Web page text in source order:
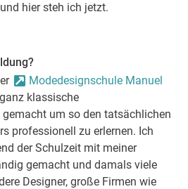
hier steh ich jetzt.
Modedesignschule Manuel
klassische
um so den tatsächlichen
professionell zu erlernen. Ich
der Schulzeit mit meiner
gemacht und damals viele
Designer, große Firmen wie